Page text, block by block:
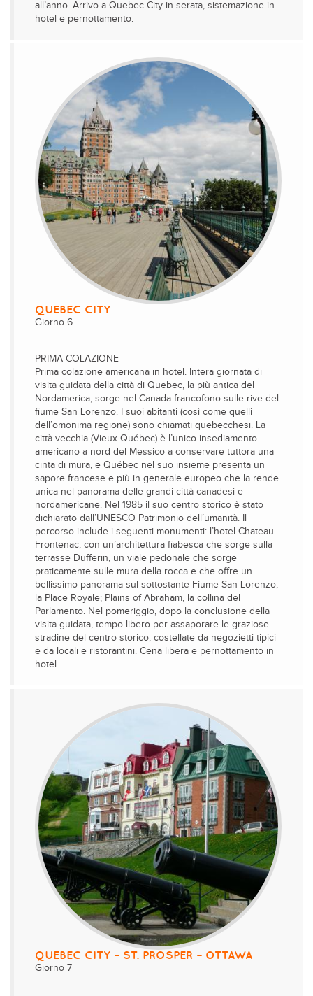
all’anno. Arrivo a Quebec City in serata, sistemazione in
hotel e pernottamento.
QUEBEC CITY
Giorno 6
PRIMA COLAZIONE
Prima colazione americana in hotel. Intera giornata di
visita guidata della città di Quebec, la più antica del
Nordamerica, sorge nel Canada francofono sulle rive del
fiume San Lorenzo. I suoi abitanti (così come quelli
dell’omonima regione) sono chiamati quebecchesi. La
città vecchia (Vieux Québec) è l’unico insediamento
americano a nord del Messico a conservare tuttora una
cinta di mura, e Québec nel suo insieme presenta un
sapore francese e più in generale europeo che la rende
unica nel panorama delle grandi città canadesi e
nordamericane. Nel 1985 il suo centro storico è stato
dichiarato dall’UNESCO Patrimonio dell’umanità. Il
percorso include i seguenti monumenti: l’hotel Chateau
Frontenac, con un’architettura fiabesca che sorge sulla
terrasse Dufferin, un viale pedonale che sorge
praticamente sulle mura della rocca e che offre un
bellissimo panorama sul sottostante Fiume San Lorenzo;
la Place Royale; Plains of Abraham, la collina del
Parlamento. Nel pomeriggio, dopo la conclusione della
visita guidata, tempo libero per assaporare le graziose
stradine del centro storico, costellate da negozietti tipici
e da locali e ristorantini. Cena libera e pernottamento in
hotel.
QUEBEC CITY – ST. PROSPER – OTTAWA
Giorno 7